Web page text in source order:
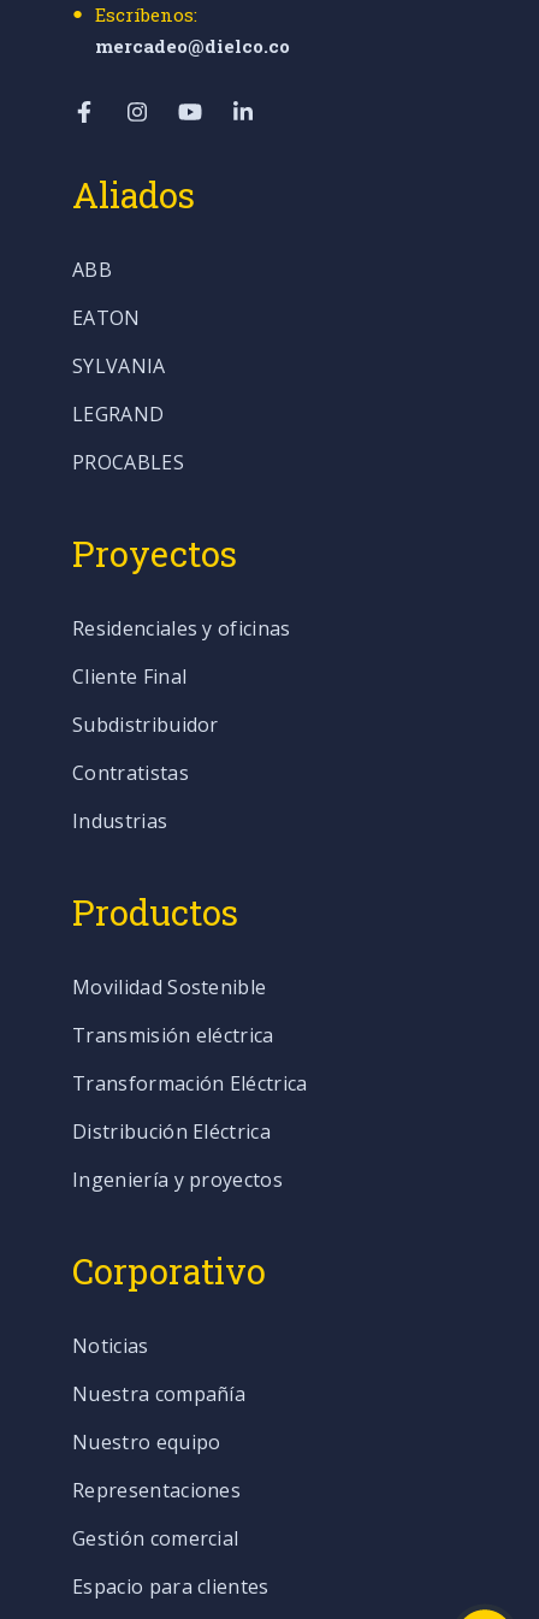
Escríbenos:
mercadeo@dielco.co
Aliados
ABB
EATON
SYLVANIA
LEGRAND
PROCABLES
Proyectos
Residenciales y oficinas
Cliente Final
Subdistribuidor
Contratistas
Industrias
Productos
Movilidad Sostenible
Transmisión eléctrica
Transformación Eléctrica
Distribución Eléctrica
Ingeniería y proyectos
Corporativo
Noticias
Nuestra compañía
Nuestro equipo
Representaciones
Gestión comercial
Espacio para clientes